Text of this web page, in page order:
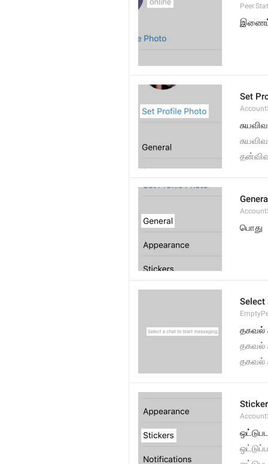
Set
பொது
Select
தகவல்
தகவல்
தகவல்